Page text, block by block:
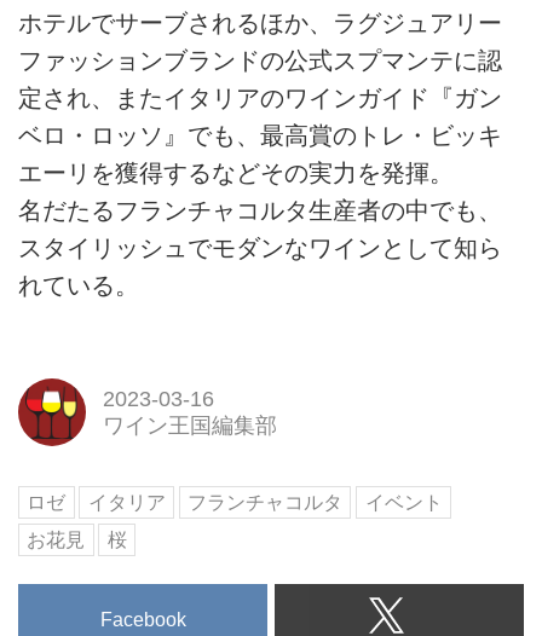
ホテルでサーブされるほか、ラグジュアリー
ファッションブランドの公式スプマンテに認
定され、またイタリアのワインガイド『ガン
ベロ・ロッソ』でも、最高賞のトレ・ビッキ
エーリを獲得するなどその実力を発揮。
名だたるフランチャコルタ生産者の中でも、
スタイリッシュでモダンなワインとして知ら
れている。
2023-03-16
ワイン王国編集部
ロゼ イタリア フランチャコルタ
イベント
お花見
桜
Facebook